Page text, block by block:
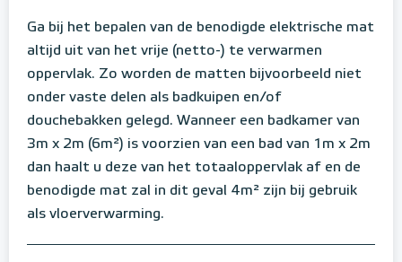
Ga bij het bepalen van de benodigde elektrische mat
altijd uit van het vrije (netto-) te verwarmen
oppervlak. Zo worden de matten bijvoorbeeld niet
onder vaste delen als badkuipen en/of
douchebakken gelegd. Wanneer een badkamer van
3m x 2m (6m²) is voorzien van een bad van 1m x 2m
dan haalt u deze van het totaaloppervlak af en de
benodigde mat zal in dit geval 4m² zijn bij gebruik
als vloerverwarming.